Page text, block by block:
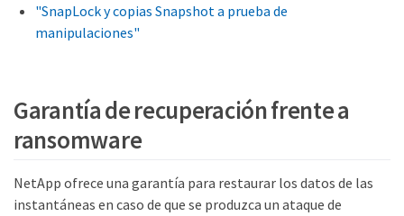
"SnapLock y copias Snapshot a prueba de
manipulaciones"
Garantía de recuperación frente a
ransomware
NetApp ofrece una garantía para restaurar los datos de las
instantáneas en caso de que se produzca un ataque de